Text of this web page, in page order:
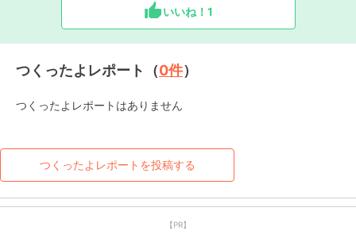
いいね！ 1
つくったよレポート（0件）
つくったよレポートはありません
つくったよレポートを投稿する
【PR】